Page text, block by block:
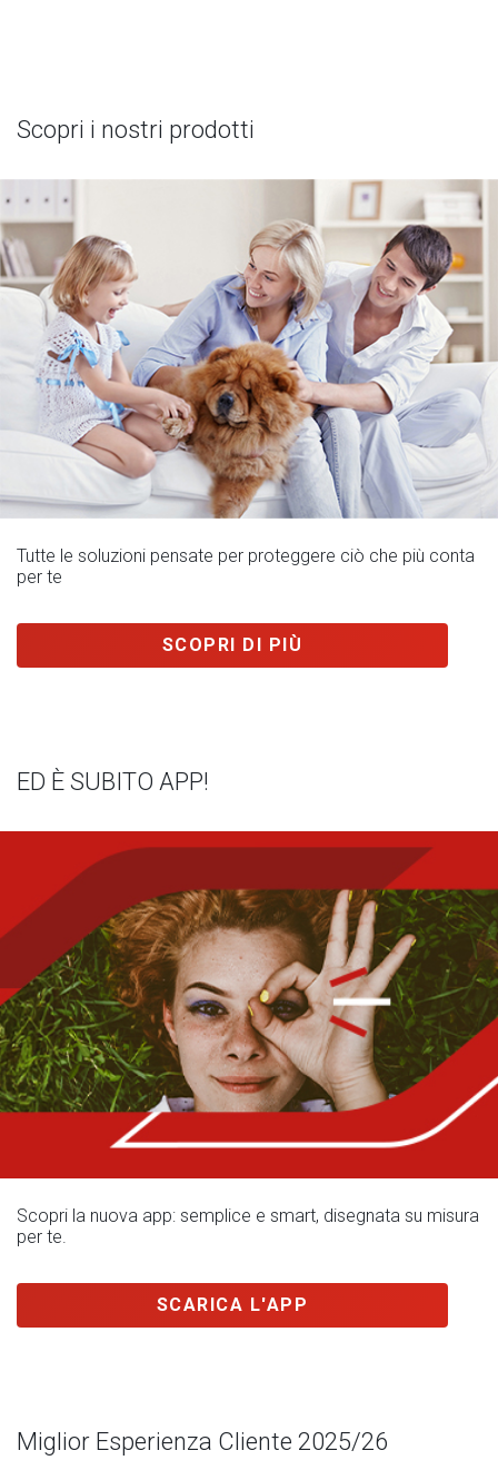
Scopri i nostri prodotti
Tutte le soluzioni pensate per proteggere ciò che più conta
per te
SCOPRI DI PIÙ
ED È SUBITO APP!
Scopri la nuova app: semplice e smart, disegnata su misura
per te.
SCARICA L'APP
Miglior Esperienza Cliente 2025/26